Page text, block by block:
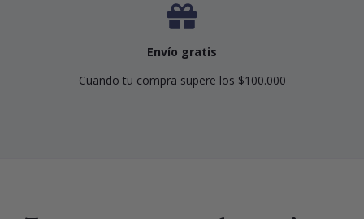
Envío gratis
Cuando tu compra supere los $100.000